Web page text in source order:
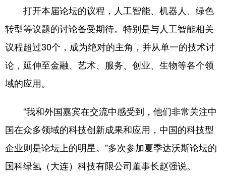
打开本届论坛的议程，人工智能、机器人、绿色
转型等议题的讨论备受期待。特别是与人工智能相关
议程超过30个，成为绝对的主角，并从单一的技术讨
论，延伸至金融、艺术、服务、创业、生物等各个领
域的应用。
“我和外国嘉宾在交流中感受到，他们非常关注中
国在众多领域的科技创新成果和应用，中国的科技型
企业则是论坛上的明星。”多次参加夏季达沃斯论坛的
国科绿氢（大连）科技有限公司董事长赵强说。